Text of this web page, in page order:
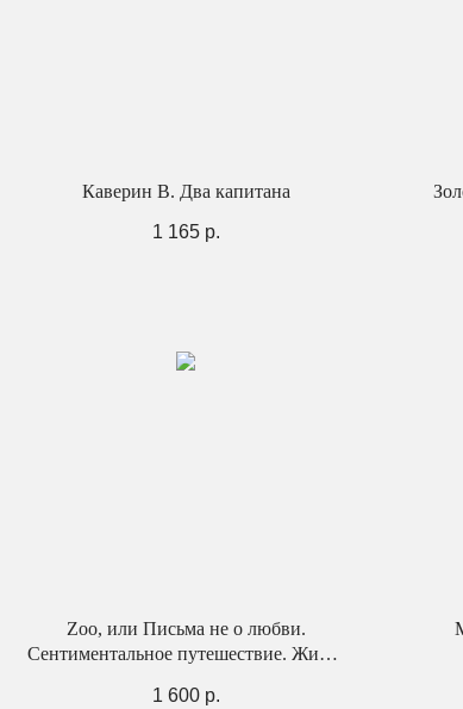
Каверин В. Два капитана
1 165 р.
Zoo, или Письма не о любви.
Сентиментальное путешествие. Жили-
1 600 р.